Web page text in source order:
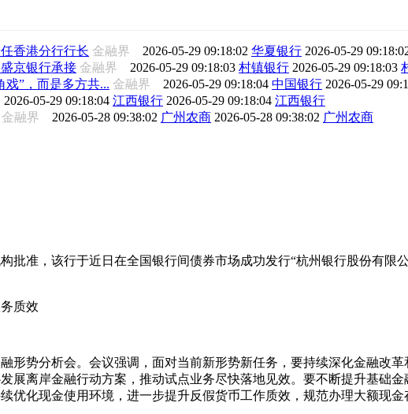
香港分行行长 金融界 2026-05-29 09:18:02 华夏银行 2026-05-29
京银行承接 金融界 2026-05-29 09:18:03 村镇银行 2026-05-29 09:18:03
”，而是多方共... 金融界 2026-05-29 09:18:04 中国银行 2026-05-29
2026-05-29 09:18:04 江西银行 2026-05-29 09:18:04 江西银行
金融界 2026-05-28 09:38:02 广州农商 2026-05-28 09:38:02 广州农商
批准，该行于近日在全国银行间债券市场成功发行“杭州银行股份有限
质效
形势分析会。会议强调，面对当前新形势新任务，要持续深化金融改
展离岸金融行动方案，推动试点业务尽快落地见效。要不断提升基础
优化现金使用环境，进一步提升反假货币工作质效，规范办理大额现